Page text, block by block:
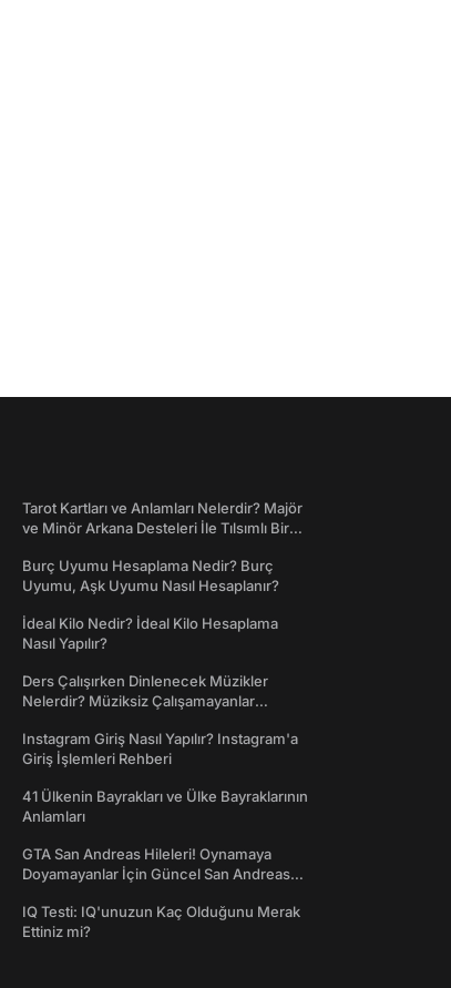
Tarot Kartları ve Anlamları Nelerdir? Majör
ve Minör Arkana Desteleri İle Tılsımlı Bir
Burç Uyumu Hesaplama Nedir? Burç
Uyumu, Aşk Uyumu Nasıl Hesaplanır?
İdeal Kilo Nedir? İdeal Kilo Hesaplama
Nasıl Yapılır?
Ders Çalışırken Dinlenecek Müzikler
Nelerdir? Müziksiz Çalışamayanlar
Instagram Giriş Nasıl Yapılır? Instagram'a
Giriş İşlemleri Rehberi
41 Ülkenin Bayrakları ve Ülke Bayraklarının
Anlamları
GTA San Andreas Hileleri! Oynamaya
Doyamayanlar İçin Güncel San Andreas
IQ Testi: IQ'unuzun Kaç Olduğunu Merak
Ettiniz mi?